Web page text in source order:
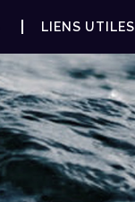
LIENS UTILES